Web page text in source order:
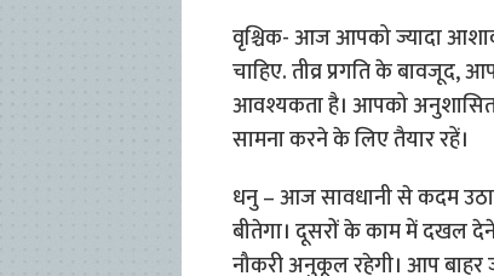
वृश्चिक- आज आपको ज्यादा
चाहिए. तीव्र प्रगति के
आवश्यकता है। आपको अनुशासित
सामना करने के लिए तैयार रहें।
धनु – आज सावधानी से कदम
बीतेगा। दूसरों के काम में दखल देने
नौकरी अनुकूल रहेगी। आप बाहर